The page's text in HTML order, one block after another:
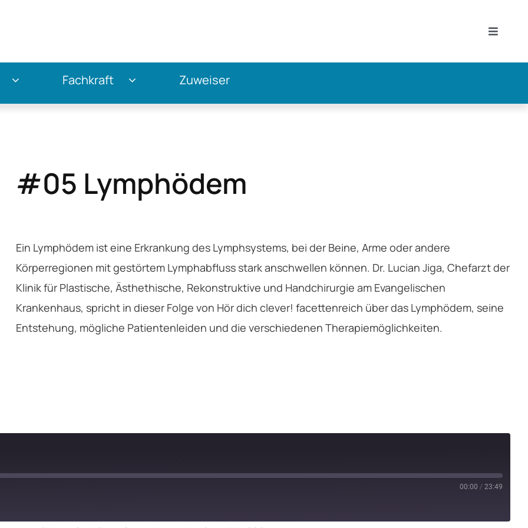
Toggle
Fachkraft Zuweiser
#05 Lymphödem
Ein Lymphödem ist eine Erkrankung des Lymphsystems, bei der Beine, Arme oder andere
Körperregionen mit gestörtem Lymphabfluss stark anschwellen können. Dr. Lucian Jiga, Chefarzt der
Klinik für Plastische, Ästhethische, Rekonstruktive und Handchirurgie am Evangelischen
Krankenhaus, spricht in dieser Folge von Hör dich clever! facettenreich über das Lymphödem, seine
Entstehung, mögliche Patientenleiden und die verschiedenen Therapiemöglichkeiten.
00:00 / 23:49